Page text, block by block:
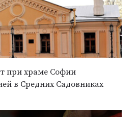
при храме Софии
в Средних Садовниках